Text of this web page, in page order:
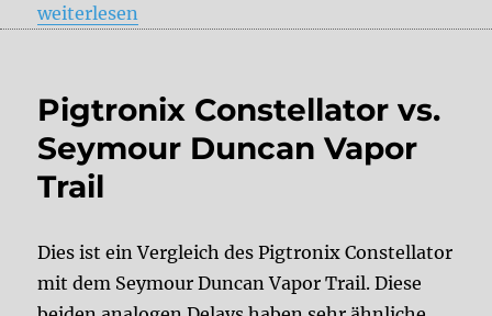
„Ibanez Echo Shifter ES3 vs. MXR Carbon Copy
weiterlesen
Pigtronix Constellator vs.
Seymour Duncan Vapor
Trail
Dies ist ein Vergleich des Pigtronix Constellator
mit dem Seymour Duncan Vapor Trail. Diese